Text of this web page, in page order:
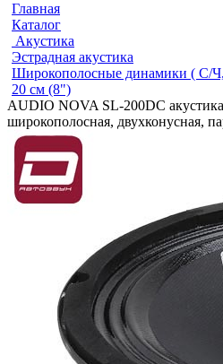
Главная
Каталог
Акустика
Эстрадная акустика
Широкополосные динамики ( С/
20 см (8")
AUDIO NOVA SL-200DC
широкополосная, двухконусная,